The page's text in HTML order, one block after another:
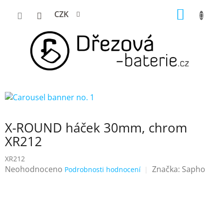
CZK
X-ROUND háček 30mm, chrom
XR212
XR212
Průměrné
Neohodnoceno Podrobnosti hodnocení Značka: Sapho